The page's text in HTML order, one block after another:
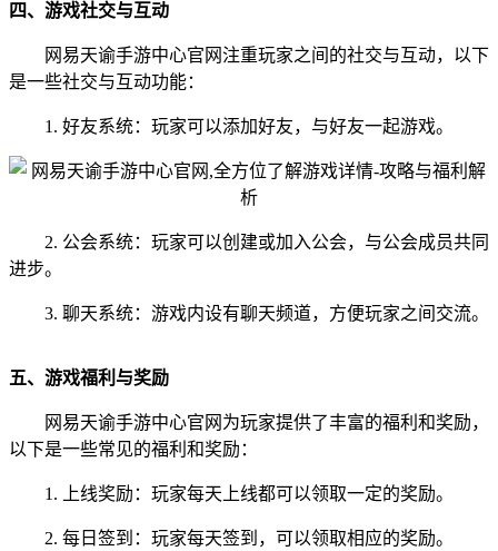
四、游戏社交与互动
网易天谕手游中心官网注重玩家之间的社交与互动，以下
是一些社交与互动功能：
1. 好友系统：玩家可以添加好友，与好友一起游戏。
2. 公会系统：玩家可以创建或加入公会，与公会成员共同
进步。
3. 聊天系统：游戏内设有聊天频道，方便玩家之间交流。
五、游戏福利与奖励
网易天谕手游中心官网为玩家提供了丰富的福利和奖励，
以下是一些常见的福利和奖励：
1. 上线奖励：玩家每天上线都可以领取一定的奖励。
2. 每日签到：玩家每天签到，可以领取相应的奖励。